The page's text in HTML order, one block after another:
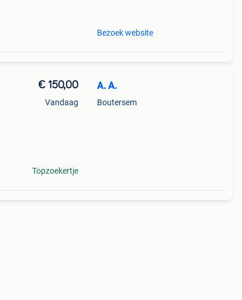
Bezoek website
€ 150,00
Vandaag
Topzoekertje
A. A.
Boutersem